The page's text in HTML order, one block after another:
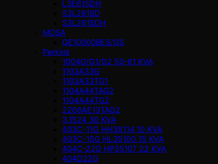
L3E61SDH
S3L261SD
S3L261SDH
MOSA
GE10000BES/GS
Perkins
1004G/G1/G2 50-81 KVA
1103A33G
1103A33TG1
1104A44TAG2
1104A44TG2
2206AE13TAG2
3.1524 30 KVA
403C-11G HH35114 10 KVA
403C-15G HL35100 15 KVA
404C-22G HP35107 22 KVA
404D22G